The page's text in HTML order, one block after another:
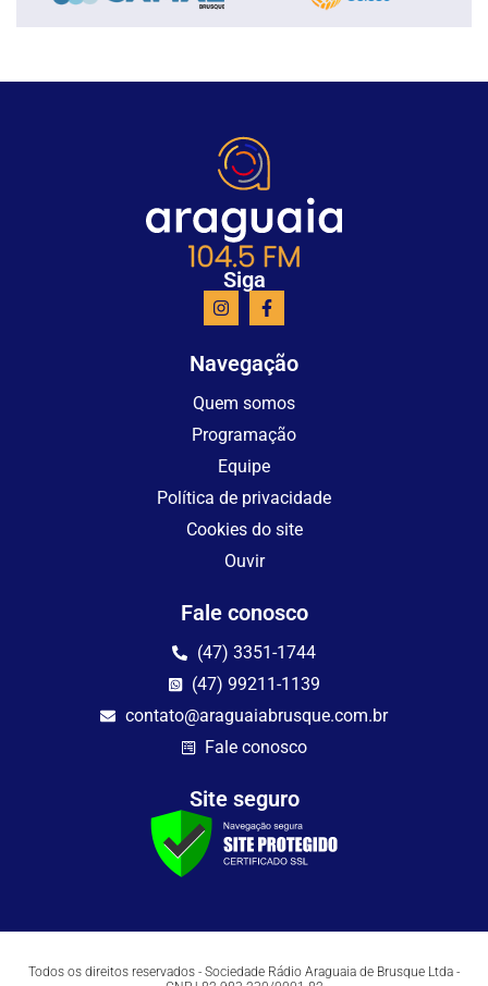
Siga
Navegação
Quem somos
Programação
Equipe
Política de privacidade
Cookies do site
Ouvir
Fale conosco
(47) 3351-1744
(47) 99211-1139
contato@araguaiabrusque.com.br
Fale conosco
Site seguro
Todos os direitos reservados - Sociedade Rádio Araguaia de Brusque Ltda -